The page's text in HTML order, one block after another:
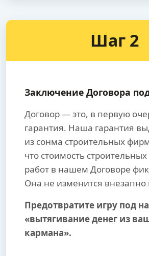
Шаг 2
Заключение Договора
Договор — это, в первую
гарантия. Наша гарантия
из сонма строительных
что стоимость строительных
работ в нашем Договоре
Она не изменится внезапно
Предотвратите игру под
«вытягивание денег из
кармана».